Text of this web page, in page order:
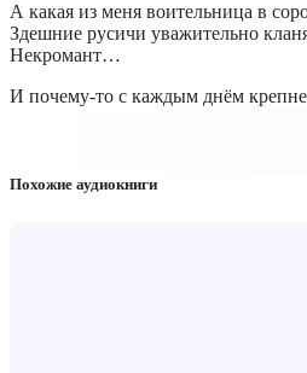
А какая из меня воительница в
Здешние русичи уважительно
Некромант…
И почему-то с каждым днём
Похожие аудиокниги